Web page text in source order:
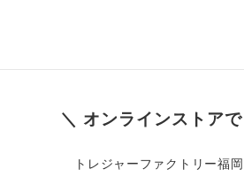
＼ オンラインストア
トレジャーファクトリー福岡